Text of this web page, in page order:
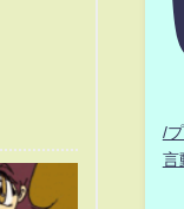
/
言